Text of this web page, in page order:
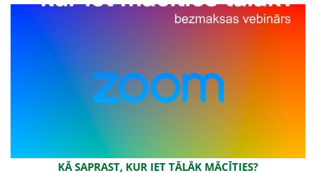
KĀ SAPRAST, KUR IET TĀLĀK MĀCĪTIES?